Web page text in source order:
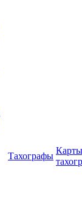
Тахографы
Карты